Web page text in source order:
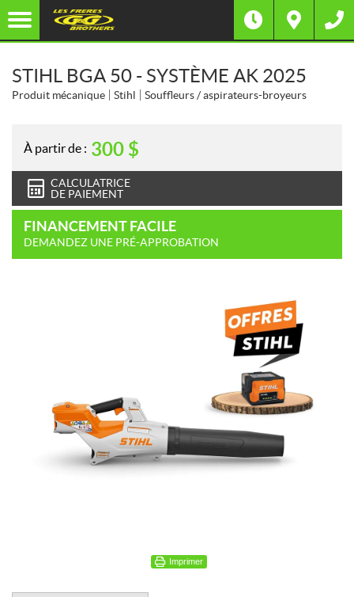
STIHL BGA 50 - SYSTÈME AK 2025
Produit mécanique Stihl Souffleurs / aspirateurs-broyeurs
À partir de : 300 $
CALCULATRICE
DE PAIEMENT
FINANCEMENT FACILE
DEMANDEZ UNE PRÉ-APPROBATION
Imprimer